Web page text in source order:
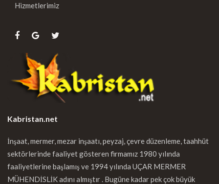
Hizmetlerimiz
Kabristan.net
İnşaat, mermer, mezar inşaatı, peyzaj, çevre düzenleme, taahhüt
sektörlerinde faaliyet gösteren firmamız 1980 yılında
faaliyetlerine başlamış ve 1994 yılında UÇAR MERMER
MÜHENDİSLİK adını almıştır . Bugüne kadar pek çok büyük